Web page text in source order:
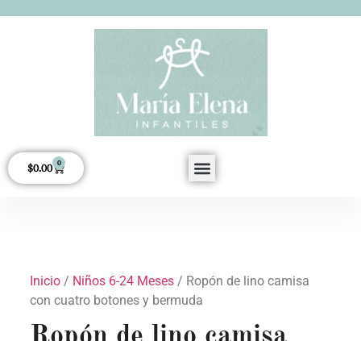
$0.00 0
Inicio/ Niños 6-24 Meses/ Ropón de lino camisa
con cuatro botones y bermuda